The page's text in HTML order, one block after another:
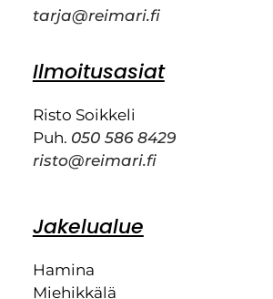
tarja@reimari.fi
Ilmoitusasiat
Risto Soikkeli
Puh. 050 586 8429
risto@reimari.fi
Jakelualue
Hamina
Miehikkälä